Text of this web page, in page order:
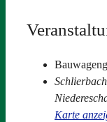
Karte